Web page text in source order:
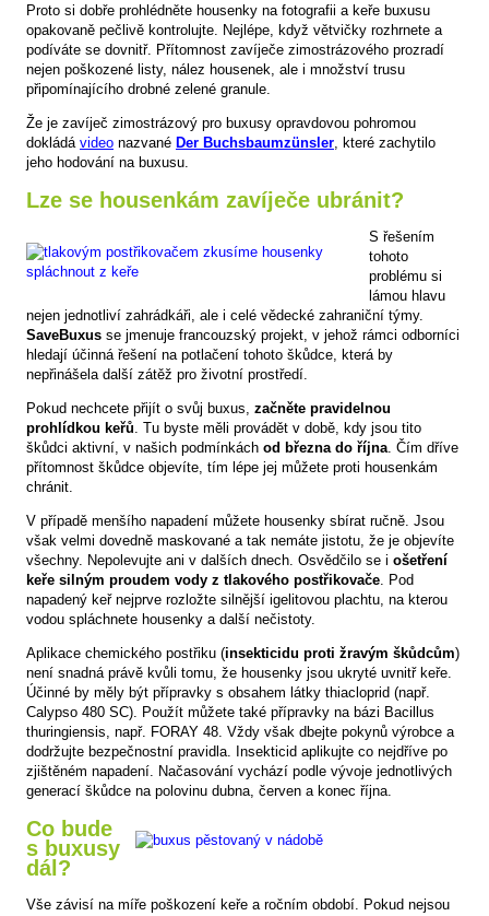
Proto si dobře prohlédněte housenky na fotografii a keře buxusu
opakovaně pečlivě kontrolujte. Nejlépe, když větvičky rozhrnete a
podíváte se dovnitř. Přítomnost zavíječe zimostrázového prozradí
nejen poškozené listy, nález housenek, ale i množství trusu
připomínajícího drobné zelené granule.
Že je zavíječ zimostrázový pro buxusy opravdovou pohromou
dokládá video nazvané Der Buchsbaumzünsler , které zachytilo
jeho hodování na buxusu.
Lze se housenkám zavíječe ubránit?
S řešením
tohoto
problému si
lámou hlavu
nejen jednotliví zahrádkáři, ale i celé vědecké zahraniční týmy.
SaveBuxus se jmenuje francouzský projekt, v jehož rámci odborníci
hledají účinná řešení na potlačení tohoto škůdce, která by
nepřinášela další zátěž pro životní prostředí.
Pokud nechcete přijít o svůj buxus, začněte pravidelnou
prohlídkou keřů . Tu byste měli provádět v době, kdy jsou tito
škůdci aktivní, v našich podmínkách od března do října . Čím dříve
přítomnost škůdce objevíte, tím lépe jej můžete proti housenkám
chránit.
V případě menšího napadení můžete housenky sbírat ručně. Jsou
však velmi dovedně maskované a tak nemáte jistotu, že je objevíte
všechny. Nepolevujte ani v dalších dnech. Osvědčilo se i ošetření
keře silným proudem vody z tlakového postřikovače . Pod
napadený keř nejprve rozložte silnější igelitovou plachtu, na kterou
vodou spláchnete housenky a další nečistoty.
Aplikace chemického postřiku (insekticidu proti žravým škůdcům)
není snadná právě kvůli tomu, že housenky jsou ukryté uvnitř keře.
Účinné by měly být přípravky s obsahem látky thiacloprid (např.
Calypso 480 SC). Použít můžete také přípravky na bázi Bacillus
thuringiensis, např. FORAY 48. Vždy však dbejte pokynů výrobce a
dodržujte bezpečnostní pravidla. Insekticid aplikujte co nejdříve po
zjištěném napadení. Načasování vychází podle vývoje jednotlivých
generací škůdce na polovinu dubna, červen a konec října.
Co bude
s buxusy
dál?
Vše závisí na míře poškození keře a ročním období. Pokud nejsou